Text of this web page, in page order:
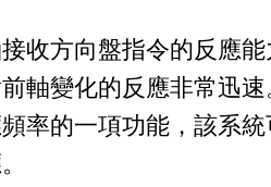
收方向盤指令的反應
軸變化的反應非常迅
率的一項功能，該系